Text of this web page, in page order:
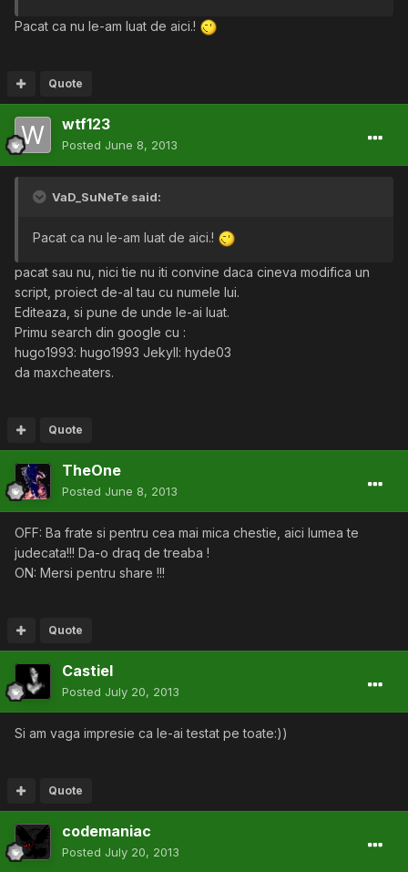
Pacat ca nu le-am luat de aici.!
Quote
wtf123
Posted June 8, 2013
VaD_SuNeTe said:
Pacat ca nu le-am luat de aici.!
pacat sau nu, nici tie nu iti convine daca cineva modifica un
script, proiect de-al tau cu numele lui.
Editeaza, si pune de unde le-ai luat.
Primu search din google cu :
hugo1993: hugo1993 Jekyll: hyde03
da maxcheaters.
Quote
TheOne
Posted June 8, 2013
OFF: Ba frate si pentru cea mai mica chestie, aici lumea te
judecata!!! Da-o draq de treaba !
ON: Mersi pentru share !!!
Quote
Castiel
Posted July 20, 2013
Si am vaga impresie ca le-ai testat pe toate:))
Quote
codemaniac
Posted July 20, 2013